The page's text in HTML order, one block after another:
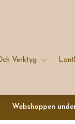
Verktyg
Webshoppen